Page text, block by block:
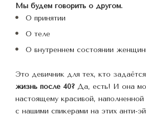
Мы будем говорить о другом.
О принятии
О теле
О внутреннем состоянии
Это девичник для тех, кто
жизнь после 40? Да, есть! И она
настоящему красивой,
с нашими спикерами на этих анти-